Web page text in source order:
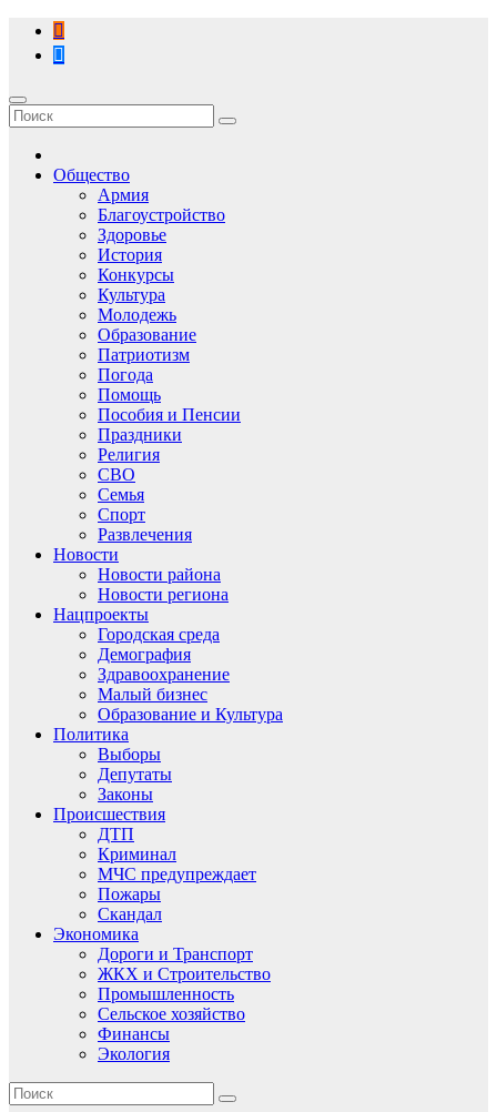
Перейти
содержимому
Общество
Армия
Благоустройство
Здоровье
История
Конкурсы
Культура
Молодежь
Образование
Патриотизм
Погода
Помощь
Пособия и Пенсии
Праздники
Религия
СВО
Семья
Спорт
Развлечения
Новости
Новости района
Новости региона
Нацпроекты
Городская среда
Демография
Здравоохранение
Малый бизнес
Образование и Культура
Политика
Выборы
Депутаты
Законы
Происшествия
ДТП
Криминал
МЧС предупреждает
Пожары
Скандал
Экономика
Дороги и Транспорт
ЖКХ и Строительство
Промышленность
Сельское хозяйство
Финансы
Экология